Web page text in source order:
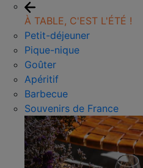
À TABLE, C'EST L'ÉTÉ !
Petit-déjeuner
Pique-nique
Goûter
Apéritif
Barbecue
Souvenirs de France